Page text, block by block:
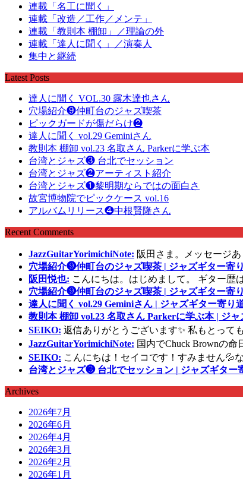
連載「名工に聞く」
連載「改造／工作／メンテ」
連載「教則本 棚卸」／理論の外
連載「達人に聞く」／演奏人
集中と継続
Latest Posts
達人に聞く VOL.30 露木達也さん
穴場紹介❾仲町台のジャズ喫茶
ピックガードが傷だらけ❷
達人に聞く vol.29 Geminiさん
教則本 棚卸 vol.23 名取さん Parkerに学ぶ本
台湾とジャズ❸ 台北でセッション
台湾とジャズ❷アーティスト紹介
台湾とジャズ❶黎明期ならではの面白さ
故宮博物院でピックケース vol.16
アルバムリリース❹中根賢隆さん
Recent Comments
JazzGuitarYorimichiNote: 阪田さま。メッセージ
穴場紹介❾仲町台のジャズ喫茶 | ジャズギター寄
阪田悦也: こんにちは。はじめまして。 ギター歴
穴場紹介❾仲町台のジャズ喫茶 | ジャズギター寄
達人に聞く vol.29 Geminiさん | ジャズギター寄り
教則本 棚卸 vol.23 名取さん Parkerに学ぶ本 | ジ
SEIKO: 返信ありがとうございます✨ 私もとって
JazzGuitarYorimichiNote: 国内でChuck Brownの
SEIKO: こんにちは！セイコです！すみません💦
台湾とジャズ❸ 台北でセッション | ジャズギター
Archives
2026年7月
2026年6月
2026年4月
2026年3月
2026年2月
2026年1月